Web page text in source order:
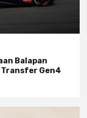
Balapan
Gen4